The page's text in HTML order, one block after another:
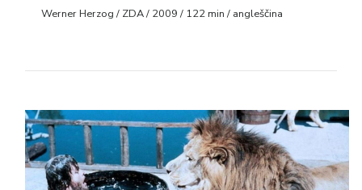
Werner Herzog / ZDA / 2009 / 122 min / angleščina